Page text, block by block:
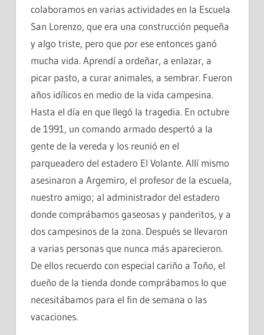
colaboramos en varias actividades en la Escuela
San Lorenzo, que era una construcción pequeña
y algo triste, pero que por ese entonces ganó
mucha vida. Aprendí a ordeñar, a enlazar, a
picar pasto, a curar animales, a sembrar. Fueron
años idílicos en medio de la vida campesina.
Hasta el día en que llegó la tragedia. En octubre
de 1991, un comando armado despertó a la
gente de la vereda y los reunió en el
parqueadero del estadero El Volante. Allí mismo
asesinaron a Argemiro, el profesor de la escuela,
nuestro amigo; al administrador del estadero
donde comprábamos gaseosas y panderitos, y a
dos campesinos de la zona. Después se llevaron
a varias personas que nunca más aparecieron.
De ellos recuerdo con especial cariño a Toño, el
dueño de la tienda donde comprábamos lo que
necesitábamos para el fin de semana o las
vacaciones.